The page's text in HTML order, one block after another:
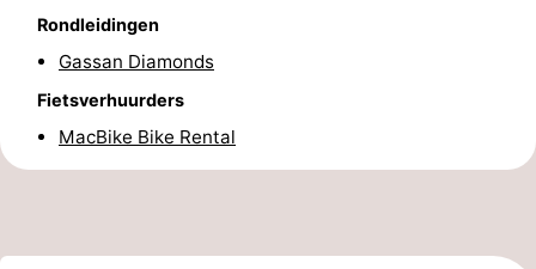
drinken
Markten
Uitgelicht
Rondleidingen
Gassan Diamonds
Fietsverhuurders
MacBike Bike Rental